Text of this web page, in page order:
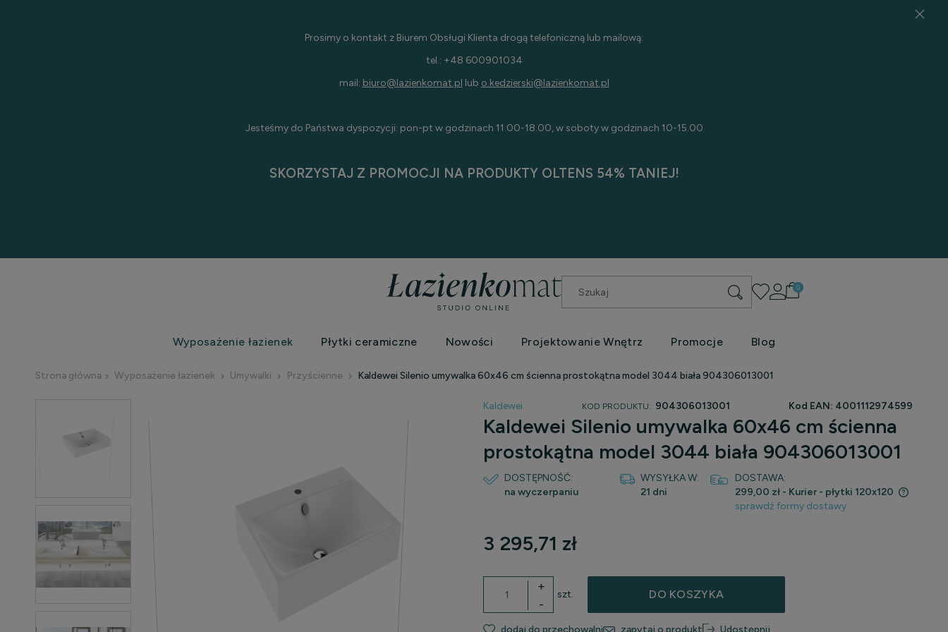
Prosimy o kontakt z Biurem Obsługi Klienta drogą telefoniczną lub mailową:
tel.: +48 600901034
mail: biuro@lazienkomat.pl lub o.kedzierski@lazienkomat.pl
Jesteśmy do Państwa dyspozycji: pon-pt w godzinach 11.00-18.00, w soboty w godzinach 10-15.00
SKORZYSTAJ Z PROMOCJI NA PRODUKTY OLTENS 54% TANIEJ!
Wyposażenie łazienek Płytki ceramiczne Nowości Projektowanie Wnętrz Promocje Blog
Strona główna Wyposażenie łazienek Umywalki Przyścienne Kaldewei Silenio umywalka 60x46 cm ścienna prostokątna model 3044 biała 904306013001
Kaldewei KOD PRODUKTU: 904306013001 Kod EAN: 4001112974599
Kaldewei Silenio umywalka 60x46 cm ścienna
prostokątna model 3044 biała 904306013001
DOSTĘPNOŚĆ:
na wyczerpaniu
WYSYŁKA W:
21 dni
DOSTAWA:
299,00 zł - Kurier - płytki 120x120
sprawdź formy dostawy
3 295,71 zł
-
+
szt. DO KOSZYKA
dodaj do przechowalni zapytaj o produkt Udostępnij